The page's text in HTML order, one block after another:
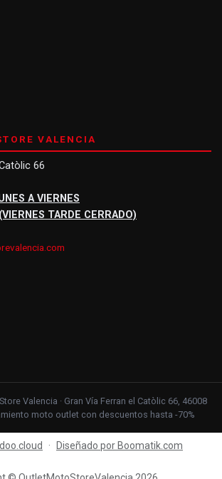
VALENCIA
66
A VIERNES
TARDE CERRADO)
Valencia · Gran Vía Ferran el Catòlic 66, 46008
moto outlet con descuentos hasta -70%
· Diseñado por Boomatik.com